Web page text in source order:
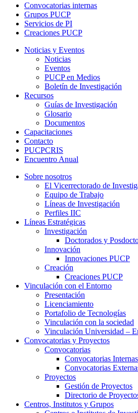
Convocatorias internas
Grupos PUCP
Servicios de PI
Creaciones PUCP
Noticias y Eventos
Noticias
Eventos
PUCP en Medios
Boletín de Investigación
Recursos
Guías de Investigación
Glosario
Documentos
Capacitaciones
Contacto
PUCPCRIS
Encuentro Anual
Sobre nosotros
El Vicerrectorado de
Equipo de Trabajo
Líneas de Investigación
Perfiles IIC
Líneas Estratégicas
Investigación
Doctorados y
Innovación
Innovaciones PUCP
Creación
Creaciones PUCP
Vinculación con el Entorno
Presentación
Licenciamiento
Portafolio de Tecnologías
Vinculación con la sociedad
Vinculación Universidad –
Convocatorias y Proyectos
Convocatorias
Convocatorias Internas
Convocatorias
Proyectos
Gestión de Proyectos
Directorio de
Centros, Institutos y Grupos